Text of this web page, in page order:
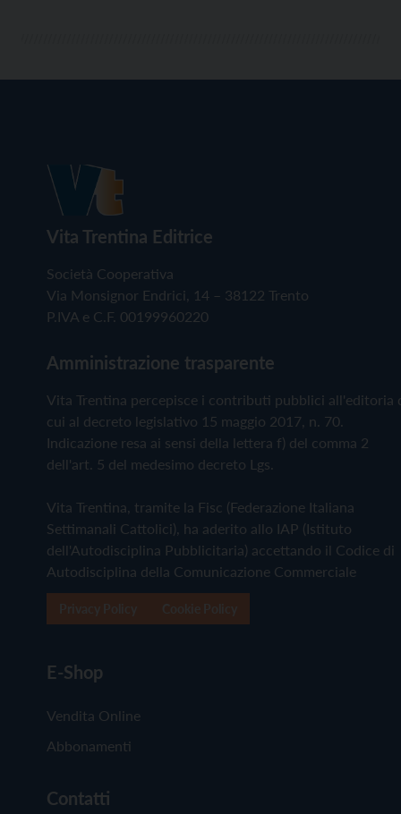
Vita Trentina Editrice
Società Cooperativa
Via Monsignor Endrici, 14 – 38122 Trento
P.IVA e C.F. 00199960220
Amministrazione trasparente
Vita Trentina percepisce i contributi pubblici all'editoria
cui al decreto legislativo 15 maggio 2017, n. 70.
Indicazione resa ai sensi della lettera f) del comma 2
dell'art. 5 del medesimo decreto Lgs.
Vita Trentina, tramite la Fisc (Federazione Italiana
Settimanali Cattolici), ha aderito allo IAP (Istituto
dell'Autodisciplina Pubblicitaria) accettando il Codice di
Autodisciplina della Comunicazione Commerciale
E-Shop
Vendita Online
Abbonamenti
Contatti